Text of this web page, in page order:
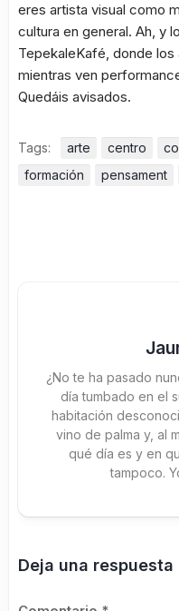
eres artista visual como
cultura en general. Ah, y
TepekaleKafé, donde
mientras ven
Quedáis avisados.
Tags: arte centro
formación
pensament
¿No te ha pasado
día tumbado en el
habitación
vino de palma y, al
qué día es y en
tampoco.
Deja una respuesta